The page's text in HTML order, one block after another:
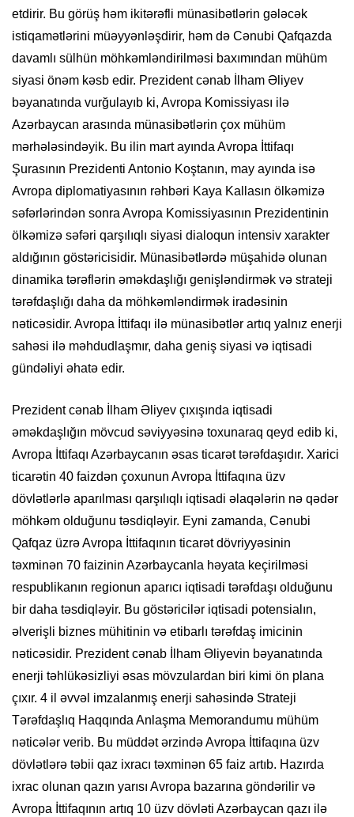
etdirir. Bu görüş həm ikitərəfli münasibətlərin gələcək
istiqamətlərini müəyyənləşdirir, həm də Cənubi Qafqazda
davamlı sülhün möhkəmləndirilməsi baxımından mühüm
siyasi önəm kəsb edir. Prezident cənab İlham Əliyev
bəyanatında vurğulayıb ki, Avropa Komissiyası ilə
Azərbaycan arasında münasibətlərin çox mühüm
mərhələsindəyik. Bu ilin mart ayında Avropa İttifaqı
Şurasının Prezidenti Antonio Koştanın, may ayında isə
Avropa diplomatiyasının rəhbəri Kaya Kallasın ölkəmizə
səfərlərindən sonra Avropa Komissiyasının Prezidentinin
ölkəmizə səfəri qarşılıqlı siyasi dialoqun intensiv xarakter
aldığının göstəricisidir. Münasibətlərdə müşahidə olunan
dinamika tərəflərin əməkdaşlığı genişləndirmək və strateji
tərəfdaşlığı daha da möhkəmləndirmək iradəsinin
nəticəsidir. Avropa İttifaqı ilə münasibətlər artıq yalnız enerji
sahəsi ilə məhdudlaşmır, daha geniş siyasi və iqtisadi
gündəliyi əhatə edir.
Prezident cənab İlham Əliyev çıxışında iqtisadi
əməkdaşlığın mövcud səviyyəsinə toxunaraq qeyd edib ki,
Avropa İttifaqı Azərbaycanın əsas ticarət tərəfdaşıdır. Xarici
ticarətin 40 faizdən çoxunun Avropa İttifaqına üzv
dövlətlərlə aparılması qarşılıqlı iqtisadi əlaqələrin nə qədər
möhkəm olduğunu təsdiqləyir. Eyni zamanda, Cənubi
Qafqaz üzrə Avropa İttifaqının ticarət dövriyyəsinin
təxminən 70 faizinin Azərbaycanla həyata keçirilməsi
respublikanın regionun aparıcı iqtisadi tərəfdaşı olduğunu
bir daha təsdiqləyir. Bu göstəricilər iqtisadi potensialın,
əlverişli biznes mühitinin və etibarlı tərəfdaş imicinin
nəticəsidir. Prezident cənab İlham Əliyevin bəyanatında
enerji təhlükəsizliyi əsas mövzulardan biri kimi ön plana
çıxır. 4 il əvvəl imzalanmış enerji sahəsində Strateji
Tərəfdaşlıq Haqqında Anlaşma Memorandumu mühüm
nəticələr verib. Bu müddət ərzində Avropa İttifaqına üzv
dövlətlərə təbii qaz ixracı təxminən 65 faiz artıb. Hazırda
ixrac olunan qazın yarısı Avropa bazarına göndərilir və
Avropa İttifaqının artıq 10 üzv dövləti Azərbaycan qazı ilə